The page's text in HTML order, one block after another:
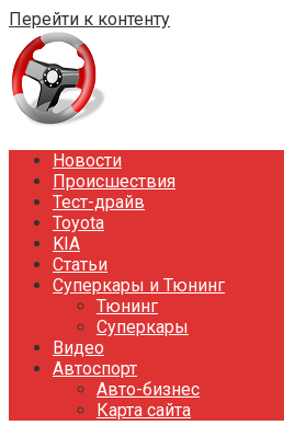
Перейти к контенту
Новости
Происшествия
Тест-драйв
Toyota
KIA
Статьи
Суперкары и Тюнинг
Тюнинг
Суперкары
Видео
Автоспорт
Авто-бизнес
Карта сайта